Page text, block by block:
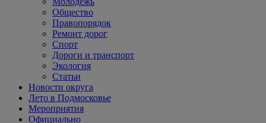
Общество
Правопорядок
Ремонт дорог
Спорт
Дороги и транспорт
Экология
Статьи
Новости округа
Лето в Подмосковье
Мероприятия
Официально